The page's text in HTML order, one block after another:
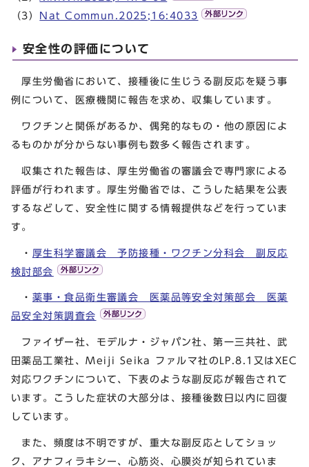
（3）
Nat Commun.2025;16:4033
安全性の評価について
厚生労働省において、接種後に生じうる副反応を疑う事
例について、医療機関に報告を求め、収集しています。
ワクチンと関係があるか、偶発的なもの・他の原因によ
るものかが分からない事例も数多く報告されます。
収集された報告は、厚生労働省の審議会で専門家による
評価が行われます。厚生労働省では、こうした結果を公表
するなどして、安全性に関する情報提供などを行っていま
す。
・ 厚生科学審議会 予防接種・ワクチン分科会 副反応
検討部会
・ 薬事・食品衛生審議会 医薬品等安全対策部会 医薬
品安全対策調査会
ファイザー社、モデルナ・ジャパン社、第一三共社、武
田薬品工業社、Meiji Seika ファルマ社のLP.8.1又はXEC
対応ワクチンについて、下表のような副反応が報告されて
います。こうした症状の大部分は、接種後数日以内に回復
しています。
また、頻度は不明ですが、重大な副反応としてショッ
ク、アナフィラキシー、心筋炎、心膜炎が知られていま